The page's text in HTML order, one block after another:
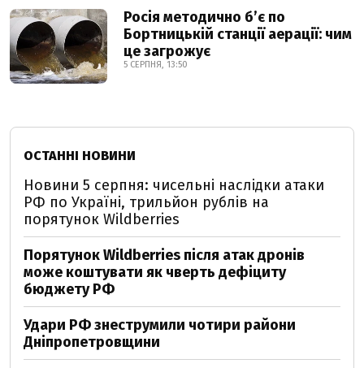
Росія методично б’є по
Бортницькій станції аерації: чим
це загрожує
5 СЕРПНЯ, 13:50
ОСТАННІ НОВИНИ
Новини 5 серпня: чисельні наслідки атаки
РФ по Україні, трильйон рублів на
порятунок Wildberries
Порятунок Wildberries після атак дронів
може коштувати як чверть дефіциту
бюджету РФ
Удари РФ знеструмили чотири райони
Дніпропетровщини